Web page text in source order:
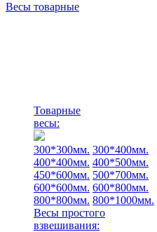
Весы товарные
Товарные
весы:
300*300мм. 300*400мм.
400*400мм. 400*500мм.
450*600мм. 500*700мм.
600*600мм. 600*800мм.
800*800мм. 800*1000мм.
Весы простого
взвешивания: